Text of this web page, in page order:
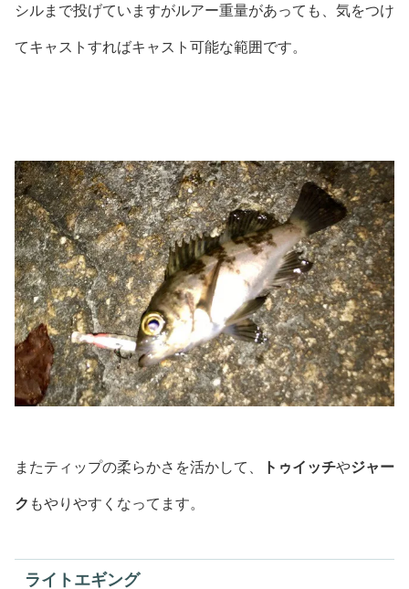
シルまで投げていますがルアー重量があっても、気をつけ
てキャストすればキャスト可能な範囲です。
またティップの柔らかさを活かして、 トゥイッチやジャー
ク もやりやすくなってます。
ライトエギング